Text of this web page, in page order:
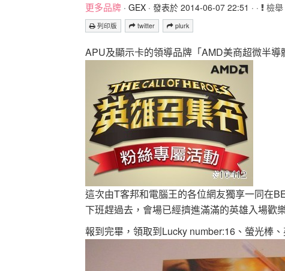
更多品牌 · GEX · 發表於 2014-06-07 22:51 · · 檢舉
列印版 twitter plurk
APU及顯示卡的領導品牌「AMD美商超微半導
這次由T客邦和電腦王的各位網友獨享一同在
下班趕過去，會場已經擠進滿滿的英雄入場歡
報到完畢，領取到Lucky number:16、螢光棒